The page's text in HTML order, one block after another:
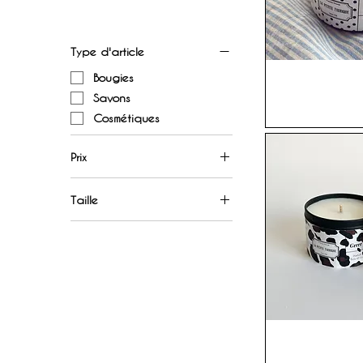
Type d'article
Bougies
Savons
Cosmétiques
Prix
0 CHF 38 CHF
Taille